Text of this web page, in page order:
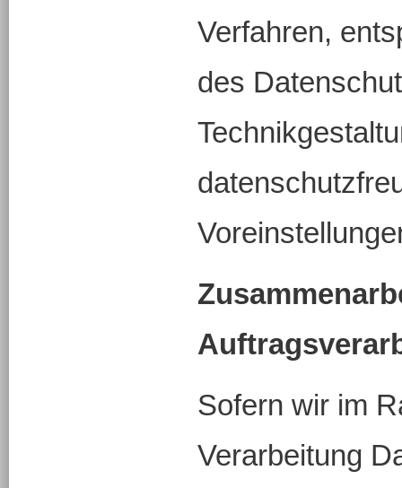
Verfahren,
des
Sofern wir im
Verarbeitung